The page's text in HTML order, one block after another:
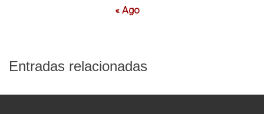
« Ago
Entradas relacionadas